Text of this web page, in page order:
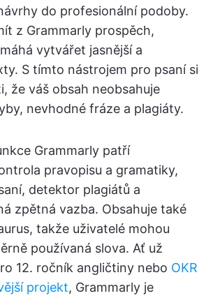
do profesionální podoby.
z Grammarly prospěch,
vytvářet jasnější a
S tímto nástrojem pro psaní si
že váš obsah neobsahuje
nevhodné fráze a plagiáty.
Grammarly patří
pravopisu a gramatiky,
detektor plagiátů a
zpětná vazba. Obsahuje také
takže uživatelé mohou
používaná slova. Ať už
12. ročník angličtiny nebo OKR
projekt, Grammarly je